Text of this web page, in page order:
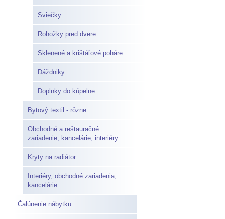
Sviečky
Rohožky pred dvere
Sklenené a krištáľové poháre
Dáždniky
Doplnky do kúpelne
Bytový textil - rôzne
Obchodné a reštauračné
zariadenie, kancelárie, interiéry ...
Kryty na radiátor
Interiéry, obchodné zariadenia,
kancelárie ...
Čalúnenie nábytku